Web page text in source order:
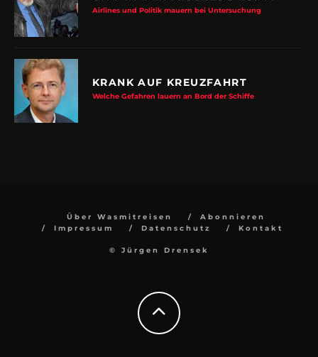
Airlines und Politik mauern bei Untersuchung
KRANK AUF KREUZFAHRT
Welche Gefahren lauern an Bord der Schiffe
Über Wasmitreisen
Abonnieren
Impressum
Datenschutz Kontakt
© Jürgen Drensek